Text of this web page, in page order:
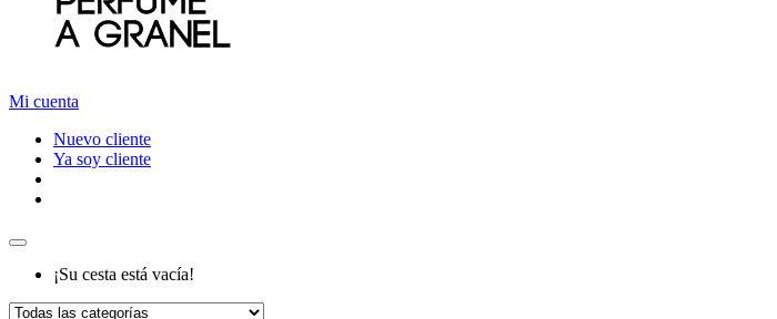
Mi cuenta
Nuevo cliente
Ya soy cliente
¡Su cesta está vacía!